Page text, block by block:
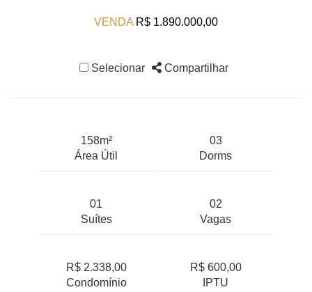
VENDA R$ 1.890.000,00
Selecionar Compartilhar
158m²
Área Útil
03
Dorms
01
Suítes
02
Vagas
R$ 2.338,00
Condomínio
R$ 600,00
IPTU